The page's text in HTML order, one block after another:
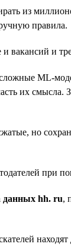
из
правила.
вакансий и
ML-
их смысла.
но
при
данных hh. ru,